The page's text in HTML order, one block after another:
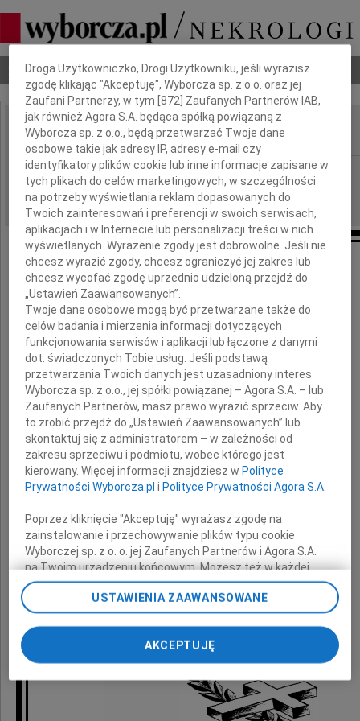
Nekrologi Odeszli Poradnik pogrzebowy
IMIĘ I NAZWISKO:
REGION: cała Polska
DATA EMISJI: 02.06.2009
Wyrazy najgłębszego współczucia
Witoldowi Kaczmarkowi
z powodu śmierci
Ojca
składają
koleżanki i koledzy
z Pfizer Polska Sp. z o.o.
Dbamy o Twoją prywatność
Droga Użytkowniczko, Drogi Użytkowniku, jeśli wyrazisz
zgodę klikając "Akceptuję", Wyborcza sp. z o.o. oraz jej
Zaufani Partnerzy, w tym [872 ] Zaufanych Partnerów IAB,
jak również Agora S.A. będąca spółką powiązaną z
Wyborcza sp. z o.o., będą przetwarzać Twoje dane
osobowe takie jak adresy IP, adresy e-mail czy
identyfikatory plików cookie lub inne informacje zapisane w
tych plikach do celów marketingowych, w szczególności
na potrzeby wyświetlania reklam dopasowanych do
Twoich zainteresowań i preferencji w swoich serwisach,
aplikacjach i w Internecie lub personalizacji treści w nich
wyświetlanych. Wyrażenie zgody jest dobrowolne. Jeśli nie
chcesz wyrazić zgody, chcesz ograniczyć jej zakres lub
chcesz wycofać zgodę uprzednio udzieloną przejdź do
„Ustawień Zaawansowanych”.
Twoje dane osobowe mogą być przetwarzane także do
celów badania i mierzenia informacji dotyczących
funkcjonowania serwisów i aplikacji lub łączone z danymi
dot. świadczonych Tobie usług. Jeśli podstawą
przetwarzania Twoich danych jest uzasadniony interes
Wyborcza sp. z o.o., jej spółki powiązanej – Agora S.A. – lub
Zaufanych Partnerów, masz prawo wyrazić sprzeciw. Aby
to zrobić przejdź do „Ustawień Zaawansowanych” lub
skontaktuj się z administratorem – w zależności od
zakresu sprzeciwu i podmiotu, wobec którego jest
kierowany. Więcej informacji znajdziesz w Polityce
Prywatności Wyborcza.pl i Polityce Prywatności Agora S.A.
Poprzez kliknięcie "Akceptuję" wyrażasz zgodę na
zainstalowanie i przechowywanie plików typu cookie
Wyborczej sp. z o. o. jej Zaufanych Partnerów i Agora S.A.
na Twoim urządzeniu końcowym. Możesz też w każdej
chwili zmienić swoje preferencje dot. plików cookie,
ponownie wywołując narzędzie do zarządzania Twoimi
preferencjami dot. przetwarzania danych poprzez
odnośnik „Ustawienia prywatności” w stopce serwisu i
przechodząc do sekcji „Ustawienia zaawansowane”.
Zmiana ustawień plików cookie możliwa jest także za
pomocą ustawień przeglądarki.
My, nasi Zaufani Partnerzy i Agora S.A. możemy
USTAWIENIA ZAAWANSOWANE
AKCEPTUJĘ